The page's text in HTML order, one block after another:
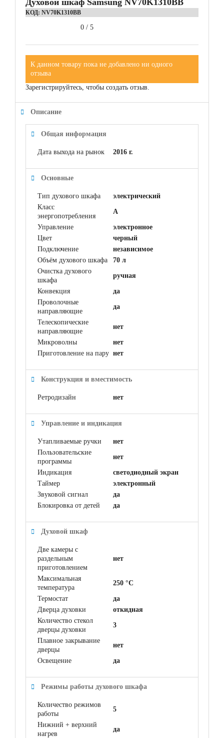
Духовой шкаф Samsung NV70K1310BB
КОД: NV70K1310BB
0 / 5
К данном товару пока не добавлено ни одного
отзыва
Зарегистрируйтесь, чтобы создать отзыв.
Описание
Общая информация
Дата выхода на рынок 2016 г.
Основные
Тип духового шкафа
электрический
Класс
энергопотребления
A
Управление
электронное
Цвет
черный
Подключение
независимое
Объём духового шкафа
70 л
Очистка духового
шкафа
ручная
Конвекция
да
Проволочные
направляющие
да
Телескопические
направляющие
нет
Микроволны
нет
Приготовление на пару нет
Конструкция и вместимость
Ретродизайн нет
Управление и индикация
Утапливаемые ручки
нет
Пользовательские
программы
нет
Индикация
светодиодный экран
Таймер
электронный
Звуковой сигнал
да
Блокировка от детей
да
Духовой шкаф
Две камеры с
раздельным
приготовлением
нет
Максимальная
температура
250 °C
Термостат
да
Дверца духовки
откидная
Количество стекол
дверцы духовки
3
Плавное закрывание
дверцы
нет
Освещение да
Режимы работы духового шкафа
Количество режимов
работы
5
Нижний + верхний
нагрев
да